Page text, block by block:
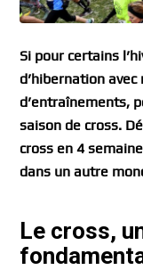
Si pour certains
d’hibernation
d’entraînements,
saison de cross.
cross en 4
dans un autre
Le cross,